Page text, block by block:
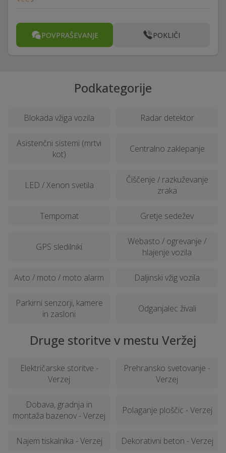
POVPRAŠEVANJE POKLIČI
Podkategorije
Blokada vžiga vozila Radar detektor
Asistenčni sistemi (mrtvi
kot)
Centralno zaklepanje
LED / Xenon svetila
Čiščenje / razkuževanje
zraka
Tempomat Gretje sedežev
GPS sledilniki
Webasto / ogrevanje /
hlajenje vozila
Avto / moto / moto alarm Daljinski vžig vozila
Parkirni senzorji, kamere
in zasloni
Odganjalec živali
Druge storitve v mestu Veržej
Električarske storitve -
Verzej
Prehransko svetovanje -
Verzej
Dobava, gradnja in
montaža bazenov - Verzej
Polaganje ploščic - Verzej
Najem tiskalnika - Verzej Dekorativni beton - Verzej